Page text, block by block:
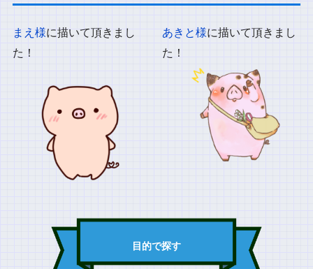
まえ様に描いて頂きまし
た！
あきと様に描いて頂きまし
た！
目的で探す